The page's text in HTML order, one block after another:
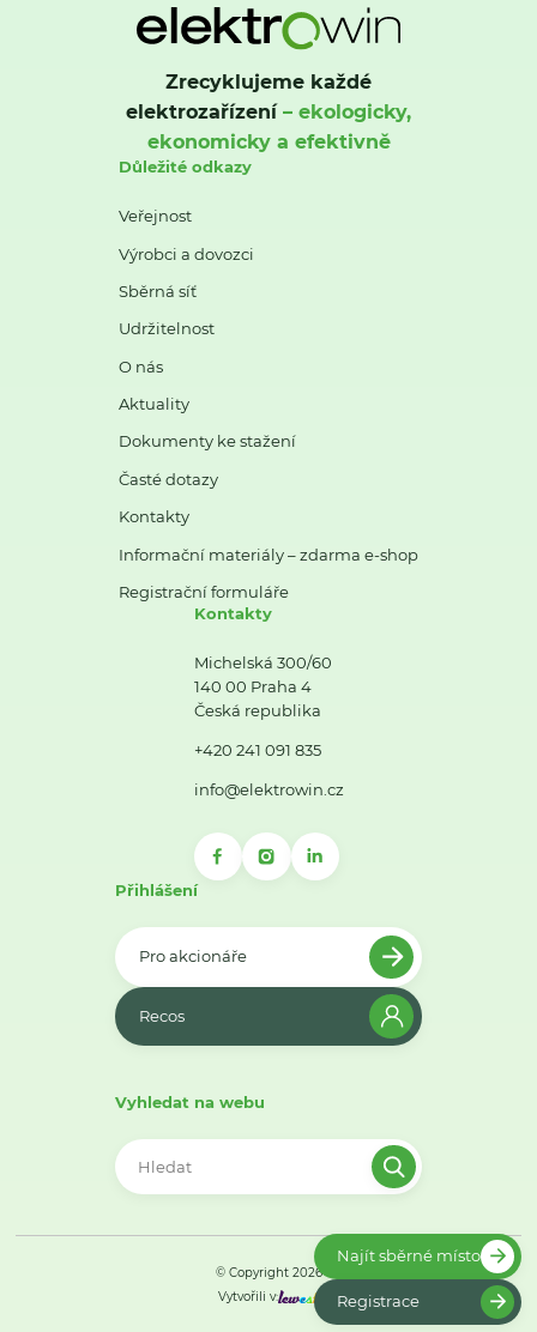
Zrecyklujeme každé
elektrozařízení– ekologicky,
ekonomicky a efektivně
Důležité odkazy
Veřejnost
Výrobci a dovozci
Sběrná síť
Udržitelnost
O nás
Aktuality
Dokumenty ke stažení
Časté dotazy
Kontakty
Informační materiály – zdarma e-shop
Registrační formuláře
Kontakty
Michelská 300/60
140 00 Praha 4
Česká republika
+420 241 091 835
info@elektrowin.cz
Přihlášení
Pro akcionáře
Recos
Vyhledat na webu
© Copyright 2026
Vytvořili v:
Najít sběrné místo
Registrace